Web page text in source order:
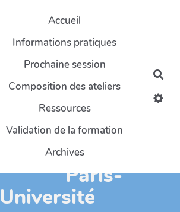
Accueil
Informations pratiques
Prochaine session
Composition des ateliers
Ressources
Validation de la formation
Archives
CY-Cergy-
Paris-
Université